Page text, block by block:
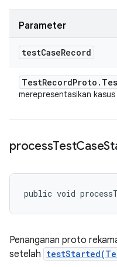
Parameter
testCaseRecord
TestRecordProto .
merepresentasikan
processTestCase
public void
Penanganan proto
setelah